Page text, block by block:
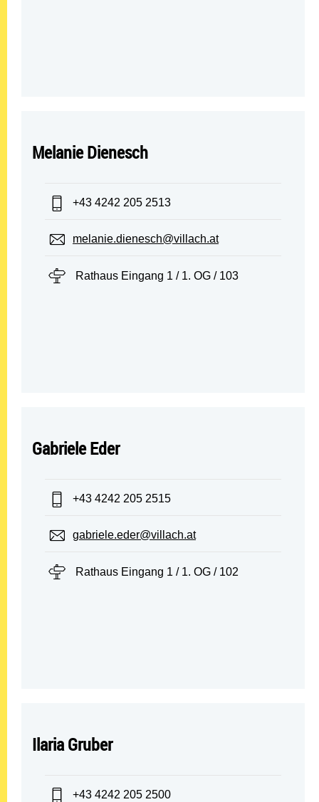
Melanie Dienesch
Telefon:
+43 4242 205 2513
E-Mail:
melanie.dienesch@villach.at
Standort:
Rathaus Eingang 1 / 1. OG / 103
Gabriele Eder
Telefon:
+43 4242 205 2515
E-Mail:
gabriele.eder@villach.at
Standort:
Rathaus Eingang 1 / 1. OG / 102
Ilaria Gruber
Telefon:
+43 4242 205 2500